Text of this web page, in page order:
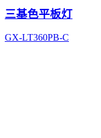
三基色平板灯
GX-LT360PB-C